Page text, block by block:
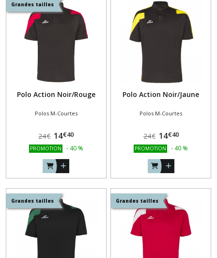
Grandes tailles
Polo Action Noir/Rouge
Polos M-Courtes
24€ 14€40
PROMOTION - 40 %
Polo Action Noir/Jaune
Polos M-Courtes
24€ 14€40
PROMOTION - 40 %
Grandes tailles Grandes tailles